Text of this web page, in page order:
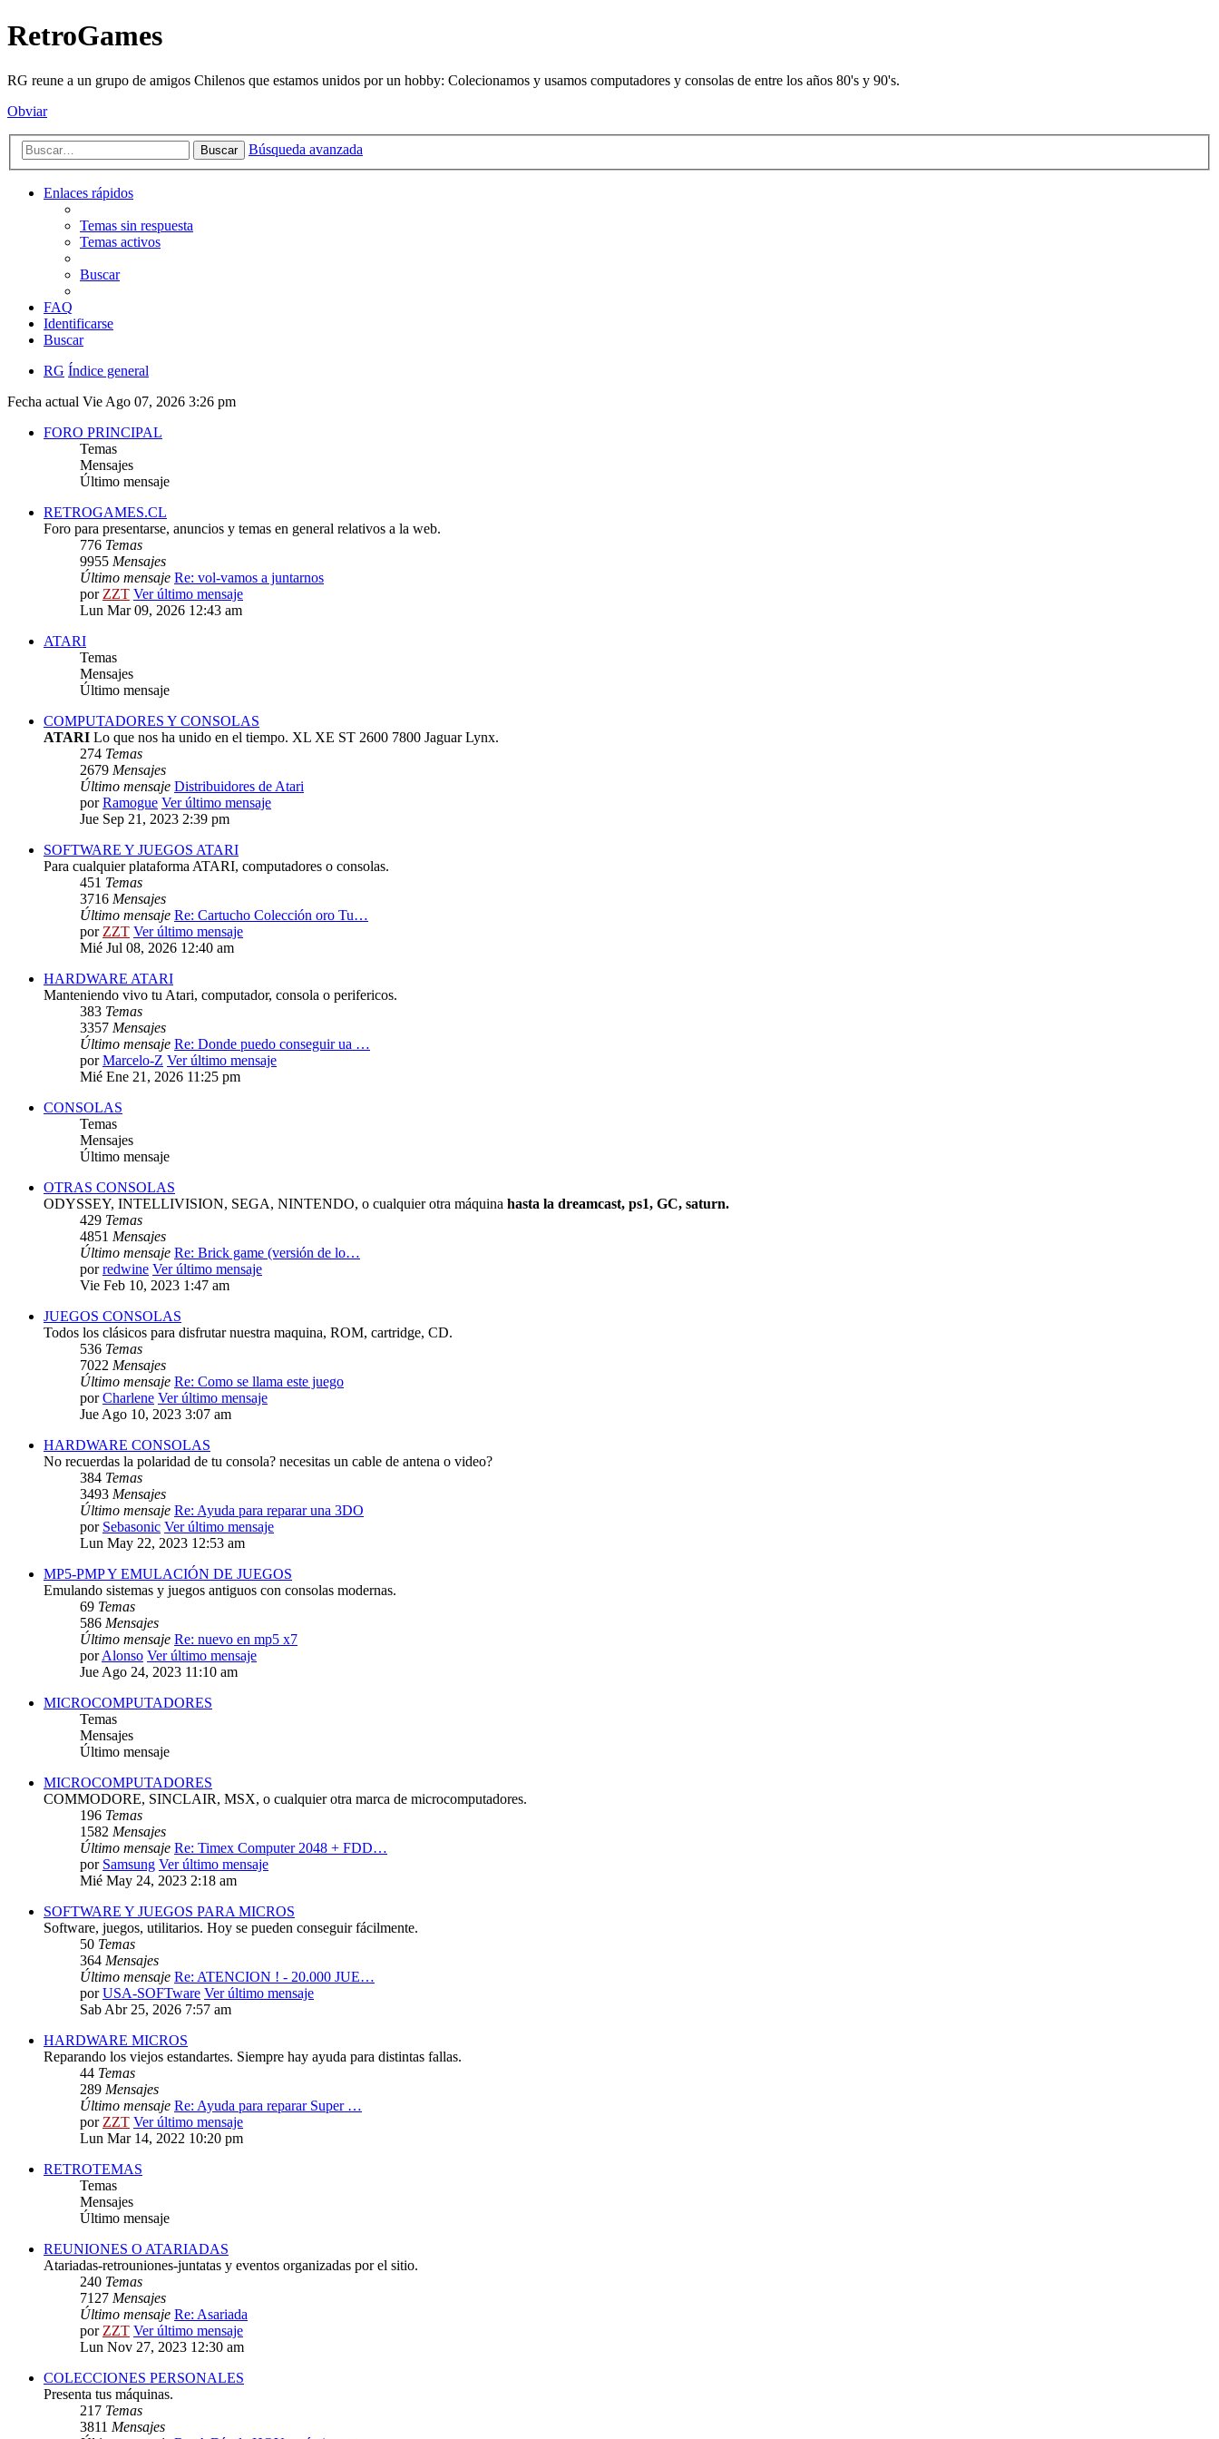
RetroGames
RG reune a un grupo de amigos Chilenos que estamos unidos por un hobby: Colecionamos y usamos computadores y consolas de entre los años 80's y 90's.
Obviar
Buscar Búsqueda avanzada
Enlaces rápidos
Temas sin respuesta
Temas activos
Buscar
FAQ
Identificarse
Buscar
RG Índice general
Fecha actual Vie Ago 07, 2026 3:26 pm
FORO PRINCIPAL
Temas
Mensajes
Último mensaje
RETROGAMES.CL
Foro para presentarse, anuncios y temas en general relativos a la web.
776 Temas
9955 Mensajes
Último mensaje Re: vol-vamos a juntarnos
porZZT Ver último mensaje
Lun Mar 09, 2026 12:43 am
ATARI
Temas
Mensajes
Último mensaje
COMPUTADORES Y CONSOLAS
ATARI Lo que nos ha unido en el tiempo. XL XE ST 2600 7800 Jaguar Lynx.
274 Temas
2679 Mensajes
Último mensaje Distribuidores de Atari
porRamogue Ver último mensaje
Jue Sep 21, 2023 2:39 pm
SOFTWARE Y JUEGOS ATARI
Para cualquier plataforma ATARI, computadores o consolas.
451 Temas
3716 Mensajes
Último mensaje Re: Cartucho Colección oro Tu…
porZZT Ver último mensaje
Mié Jul 08, 2026 12:40 am
HARDWARE ATARI
Manteniendo vivo tu Atari, computador, consola o perifericos.
383 Temas
3357 Mensajes
Último mensaje Re: Donde puedo conseguir ua …
porMarcelo-Z Ver último mensaje
Mié Ene 21, 2026 11:25 pm
CONSOLAS
Temas
Mensajes
Último mensaje
OTRAS CONSOLAS
ODYSSEY, INTELLIVISION, SEGA, NINTENDO, o cualquier otra máquina hasta la dreamcast, ps1, GC, saturn.
429 Temas
4851 Mensajes
Último mensaje Re: Brick game (versión de lo…
porredwine Ver último mensaje
Vie Feb 10, 2023 1:47 am
JUEGOS CONSOLAS
Todos los clásicos para disfrutar nuestra maquina, ROM, cartridge, CD.
536 Temas
7022 Mensajes
Último mensaje Re: Como se llama este juego
porCharlene Ver último mensaje
Jue Ago 10, 2023 3:07 am
HARDWARE CONSOLAS
No recuerdas la polaridad de tu consola? necesitas un cable de antena o video?
384 Temas
3493 Mensajes
Último mensaje Re: Ayuda para reparar una 3DO
por Sebasonic Ver último mensaje
Lun May 22, 2023 12:53 am
MP5-PMP Y EMULACIÓN DE JUEGOS
Emulando sistemas y juegos antiguos con consolas modernas.
69 Temas
586 Mensajes
Último mensaje Re: nuevo en mp5 x7
porAlonso Ver último mensaje
Jue Ago 24, 2023 11:10 am
MICROCOMPUTADORES
Temas
Mensajes
Último mensaje
MICROCOMPUTADORES
COMMODORE, SINCLAIR, MSX, o cualquier otra marca de microcomputadores.
196 Temas
1582 Mensajes
Último mensaje Re: Timex Computer 2048 + FDD…
por Samsung Ver último mensaje
Mié May 24, 2023 2:18 am
SOFTWARE Y JUEGOS PARA MICROS
Software, juegos, utilitarios. Hoy se pueden conseguir fácilmente.
50 Temas
364 Mensajes
Último mensaje Re: ATENCION ! - 20.000 JUE…
porUSA-SOFTware Ver último mensaje
Sab Abr 25, 2026 7:57 am
HARDWARE MICROS
Reparando los viejos estandartes. Siempre hay ayuda para distintas fallas.
44 Temas
289 Mensajes
Último mensaje Re: Ayuda para reparar Super …
porZZT Ver último mensaje
Lun Mar 14, 2022 10:20 pm
RETROTEMAS
Temas
Mensajes
Último mensaje
REUNIONES O ATARIADAS
Atariadas-retrouniones-juntatas y eventos organizadas por el sitio.
240 Temas
7127 Mensajes
Último mensaje Re: Asariada
porZZT Ver último mensaje
Lun Nov 27, 2023 12:30 am
COLECCIONES PERSONALES
Presenta tus máquinas.
217 Temas
3811 Mensajes